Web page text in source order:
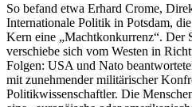
So befand etwa Erhard Crome,
Internationale Politik in Potsdam,
Kern eine „Machtkonkurrenz“. Der
verschiebe sich vom Westen in
Folgen: USA und Nato
mit zunehmender militärischer
Politikwissenschaftler. Die